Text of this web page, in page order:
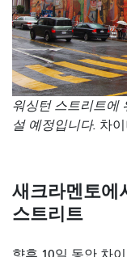
워싱턴 스트리트에
설 예정입니다. 차
새크라멘토에
스트리트